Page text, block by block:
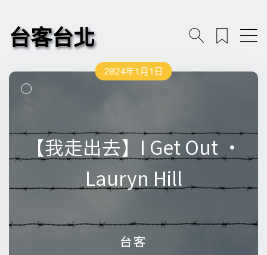
台客台北
2024年1月1日
【我走出去】I Get Out •
Lauryn Hill
台客
【我走出去】I Get Out •
Lauryn Hill
台客